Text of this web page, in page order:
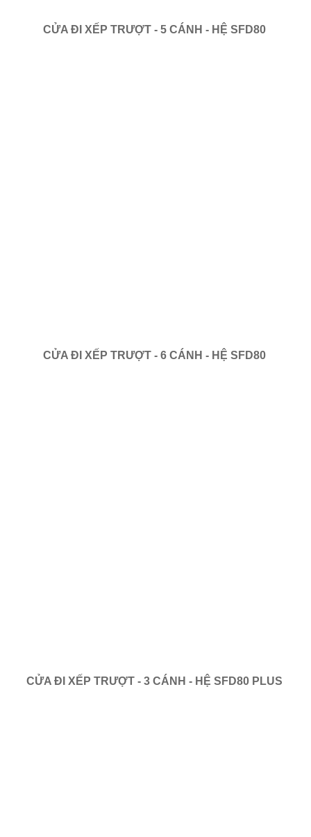
CỬA ĐI XẾP TRƯỢT - 5 CÁNH - HỆ SFD80
CỬA ĐI XẾP TRƯỢT - 6 CÁNH - HỆ SFD80
CỬA ĐI XẾP TRƯỢT - 3 CÁNH - HỆ SFD80 PLUS